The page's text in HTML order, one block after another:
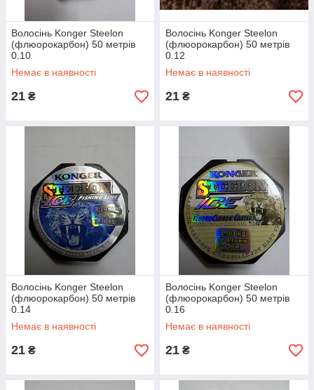
Волосінь Konger Steelon
(флюорокарбон) 50 метрів
0.10
Немає в наявності
21 ₴
Волосінь Konger Steelon
(флюорокарбон) 50 метрів
0.12
Немає в наявності
21 ₴
Волосінь Konger Steelon
(флюорокарбон) 50 метрів
0.14
Немає в наявності
21 ₴
Волосінь Konger Steelon
(флюорокарбон) 50 метрів
0.16
Немає в наявності
21 ₴